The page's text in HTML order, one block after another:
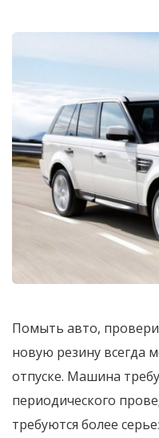
Помыть авто,
новую резину всегда
отпуске. Машина
периодического
требуются более